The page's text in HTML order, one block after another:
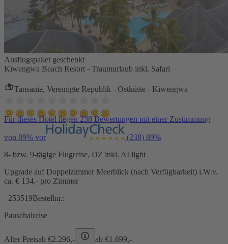
Ausflugspaket geschenkt
Kiwengwa Beach Resort - Traumurlaub inkl. Safari
Tansania, Vereinigte Republik - Ostküste - Kiwengwa
Für dieses Hotel liegen 238 Bewertungen mit einer Zustimmung
von 89% vor (238) 89%
8- bzw. 9-tägige Flugreise, DZ inkl. AI light
Upgrade auf Doppelzimmer Meerblick (nach Verfügbarkeit) i.W.v.
ca. € 134,- pro Zimmer
253519Bestellnr.:
Pauschalreise
Alter Preisab €2.296,- ab €1.699,-